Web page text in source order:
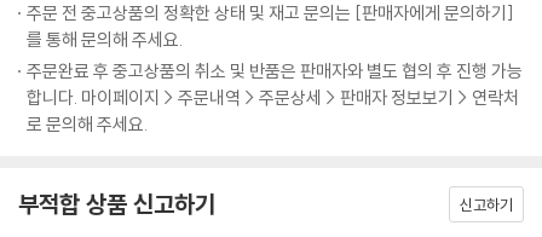
전히 끝나지 않은 일이다. 당대 사회가 그를 향해 가했던 비난과 억압, 여성
이라는 이유로 자유로운 연애와 직업 활동, 자기표현을 금기시했던 분위기
는 오늘날에도 다양한 형태로 반복되고 있다. 결혼과 출산, 육아를 둘러싼
선택을 여성 개인의 삶이 아닌 ‘당연한 의무’처럼 강요하는 사회적 시선, 경
력 단절과 임금 격차 같은 구조적 차별, 온라인 공간 등에서 여성을 향한 혐
한 여성들이 자신의 목소리를 자유롭게 내는 일 역시 여전히 쉽지 않다. 다
양한 낙인과 조롱이 일상화되어 있고, SNS나 댓글 문화 속에서도 여성의
나지 않은 일임을 절감한다. 『내 마음 하나 잊지 말자는 것이다』는 단순한
전기가 아니다. 여성의 독립과 자유를 외쳤던 한 혁명가의 이야기이자, 지
금도 계속되고 있는 우리 시대의 이야기다. 잊힌 이름을 다시 부르고, 침묵
속에 있던 목소리를 꺼내는 작업. 바로 이 책을 통해 우리는 나혜석이 꿈꾸
었던 세계를 함께 상상할 수 있다.
주문 전 중고상품의 정확한 상태 및 재고 문의는 [판매자에게 문의하기]
를 통해 문의해 주세요.
주문완료 후 중고상품의 취소 및 반품은 판매자와 별도 협의 후 진행 가능
합니다. 마이페이지 > 주문내역 > 주문상세 > 판매자 정보보기 > 연락처
로 문의해 주세요.
부적합 상품 신고하기 신고하기